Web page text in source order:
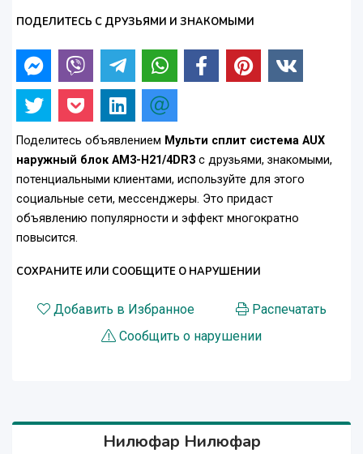
ПОДЕЛИТЕСЬ С ДРУЗЬЯМИ И ЗНАКОМЫМИ
Поделитесь объявлением Мульти сплит система AUX
наружный блок AM3-H21/4DR3 с друзьями, знакомыми,
потенциальными клиентами, используйте для этого
социальные сети, мессенджеры. Это придаст
объявлению популярности и эффект многократно
повысится.
СОХРАНИТЕ ИЛИ СООБЩИТЕ О НАРУШЕНИИ
Добавить в Избранное
Распечатать
Сообщить о нарушении
Нилюфар Нилюфар